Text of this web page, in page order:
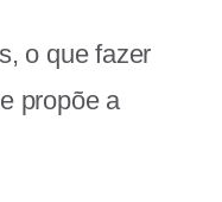
o que fazer
propõe a